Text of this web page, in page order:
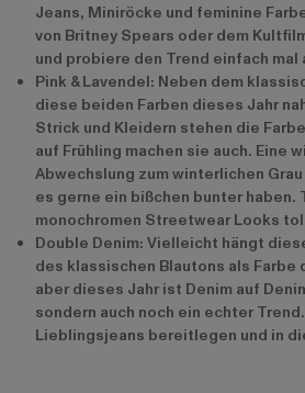
Jeans, Miniröcke und feminine
von Britney Spears oder dem
und probiere den Trend einfach mal
Pink & Lavendel: Neben dem
diese beiden Farben dieses Jahr
Strick und Kleidern stehen die
auf Frühling machen sie auch. Eine
Abwechslung zum winterlichen
es gerne ein bißchen bunter haben.
monochromen Streetwear Looks
Double Denim: Vielleicht hängt
des klassischen Blautons als Farbe
aber dieses Jahr ist Denim auf
sondern auch noch ein echter
Lieblingsjeans bereitlegen und in